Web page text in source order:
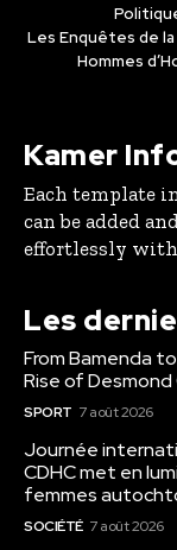
Les Enquêtes de
Hommes
Kamer
Each template
can be added
effortlessly
Les
From Bamenda
Rise of Desmond
SPORT 7 août 2026
Journée
CDHC met en
femmes
SOCIÉTÉ 7 août 2026